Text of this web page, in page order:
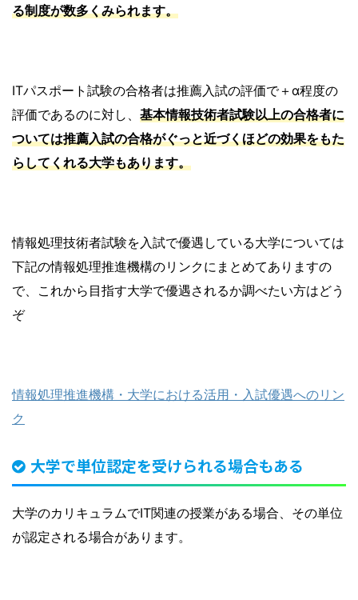
る制度が数多くみられます。
ITパスポート試験の合格者は推薦入試の評価で＋α程度の
評価であるのに対し、 基本情報技術者試験以上の合格者に
ついては推薦入試の合格がぐっと近づくほどの効果をもた
らしてくれる大学もあります。
情報処理技術者試験を入試で優遇している大学については
下記の情報処理推進機構のリンクにまとめてありますの
で、これから目指す大学で優遇されるか調べたい方はどう
ぞ
情報処理推進機構・大学における活用・入試優遇へのリン
ク
大学で単位認定を受けられる場合もある
大学のカリキュラムでIT関連の授業がある場合、その単位
が認定される場合があります。